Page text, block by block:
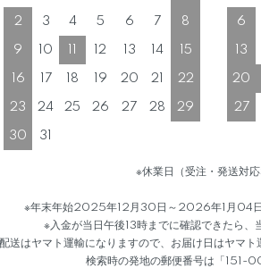
2 3 4 5 6 7 8
9 10 12 13 14 15
16 17 18 19 20 21 22
23 24 25 26 27 28 29
30 31
6
13
20
27
※休業日（受注・発送対応
※年末年始2025年12月30日～2026年1月04日
※入金が当日午後13時までに確認できたら、
はヤマト運輸になりますので、お届け日はヤマト
検索時の発地の郵便番号は「151-